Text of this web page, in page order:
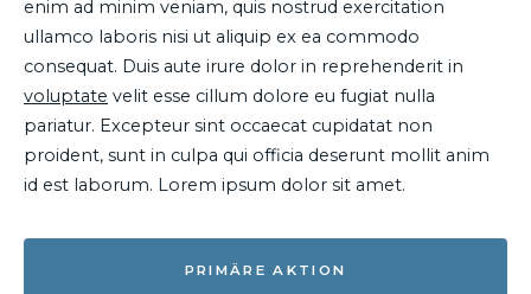
enim ad minim veniam, quis nostrud exercitation
ullamco laboris nisi ut aliquip ex ea commodo
consequat. Duis aute irure dolor in reprehenderit in
voluptate velit esse cillum dolore eu fugiat nulla
pariatur. Excepteur sint occaecat cupidatat non
proident, sunt in culpa qui officia deserunt mollit anim
id est laborum. Lorem ipsum dolor sit amet.
PRIMÄRE AKTION